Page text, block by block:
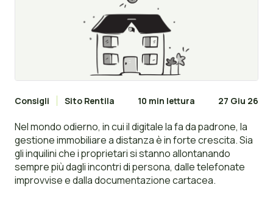
Consigli Sito Rentila 10 min lettura 27 Giu 26
Nel mondo odierno, in cui il digitale la fa da padrone, la
gestione immobiliare a distanza è in forte crescita. Sia
gli inquilini che i proprietari si stanno allontanando
sempre più dagli incontri di persona, dalle telefonate
improvvise e dalla documentazione cartacea.